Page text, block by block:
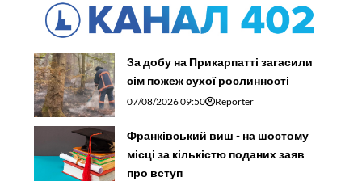
За добу на Прикарпатті загасили
сім пожеж сухої рослинності
07/08/2026 09:50 Reporter
Франківський виш - на шостому
місці за кількістю поданих заяв
про вступ